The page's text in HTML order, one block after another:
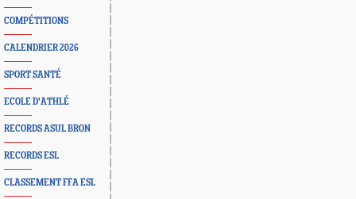
COMPÉTITIONS
CALENDRIER 2026
SPORT SANTÉ
ECOLE D'ATHLÉ
RECORDS ASUL BRON
RECORDS ESL
CLASSEMENT FFA ESL